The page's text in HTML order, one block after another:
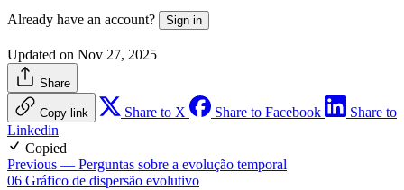
Already have an account? Sign in
Updated on Nov 27, 2025
Share
Copy link Share to X Share to Facebook
Share to
Linkedin
Copied
Previous — Perguntas sobre a evolução temporal
06 Gráfico de dispersão evolutivo